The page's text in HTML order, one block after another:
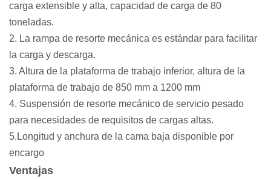
carga extensible y alta, capacidad de carga de 80
toneladas.
2. La rampa de resorte mecánica es estándar para facilitar
la carga y descarga.
3. Altura de la plataforma de trabajo inferior, altura de la
plataforma de trabajo de 850 mm a 1200 mm
4. Suspensión de resorte mecánico de servicio pesado
para necesidades de requisitos de cargas altas.
5.Longitud y anchura de la cama baja disponible por
encargo
Ventajas